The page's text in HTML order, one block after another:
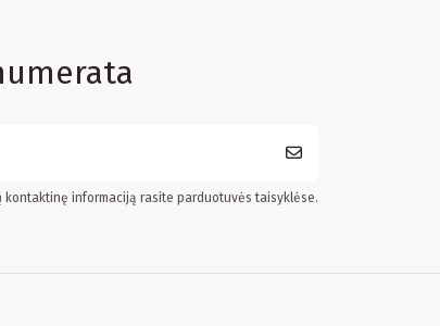
kontaktinę informaciją rasite parduotuvės taisyklėse.